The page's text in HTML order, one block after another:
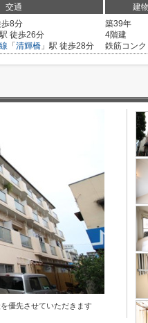
交通 建物
歩8分
駅 徒歩26分
「 清輝橋 」駅 徒歩28分
築39年
4階建
鉄筋コンク
優先させていただきます